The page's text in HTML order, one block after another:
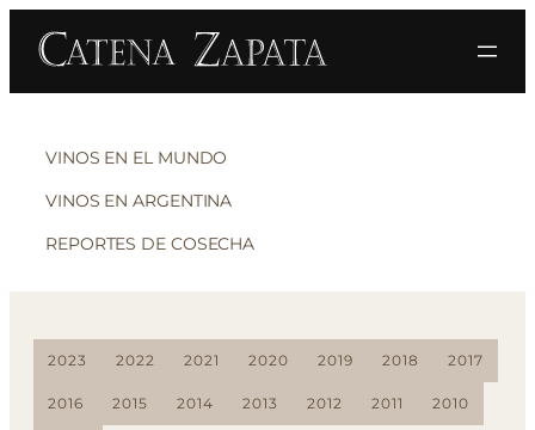
VINOS EN EL MUNDO
VINOS EN ARGENTINA
REPORTES DE COSECHA
2023 2022 2021 2020 2019 2018 2017
2016 2015 2014 2013 2012 2011 2010